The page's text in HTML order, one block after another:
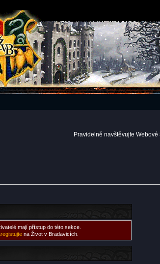
Pravidelně navštěvujte Webové
mají přístup do této sekce.
na Život v Bradavicích.